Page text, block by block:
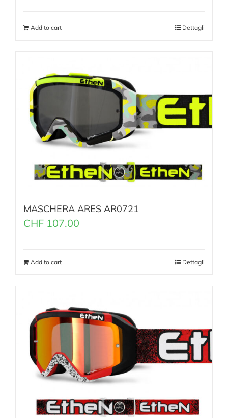
Add to cart Dettagli
MASCHERA ARES AR0721
CHF 107.00
Add to cart Dettagli